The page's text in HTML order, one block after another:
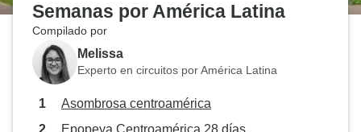
Semanas por América Latina
Compilado por
Melissa
Experto en circuitos por América Latina
Asombrosa centroamérica
Epopeya Centroamérica 28 días